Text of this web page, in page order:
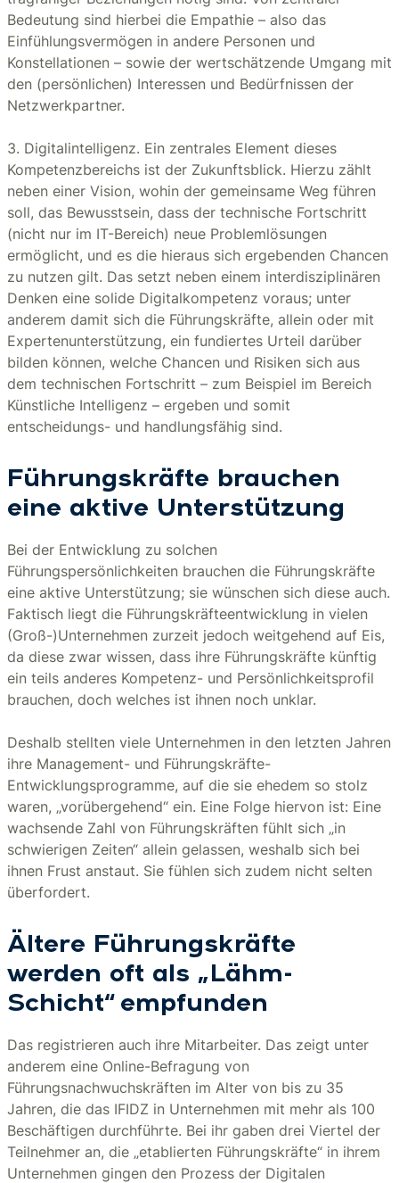
Bedeutung sind hierbei die Empathie – also das
Einfühlungsvermögen in andere Personen und
Konstellationen – sowie der wertschätzende Umgang mit
den (persönlichen) Interessen und Bedürfnissen der
Netzwerkpartner.
3. Digitalintelligenz. Ein zentrales Element dieses
Kompetenzbereichs ist der Zukunftsblick. Hierzu zählt
neben einer Vision, wohin der gemeinsame Weg führen
soll, das Bewusstsein, dass der technische Fortschritt
(nicht nur im IT-Bereich) neue Problemlösungen
ermöglicht, und es die hieraus sich ergebenden Chancen
zu nutzen gilt. Das setzt neben einem interdisziplinären
Denken eine solide Digitalkompetenz voraus; unter
anderem damit sich die Führungskräfte, allein oder mit
Expertenunterstützung, ein fundiertes Urteil darüber
bilden können, welche Chancen und Risiken sich aus
dem technischen Fortschritt – zum Beispiel im Bereich
Künstliche Intelligenz – ergeben und somit
entscheidungs- und handlungsfähig sind.
Führungskräfte brauchen
eine aktive Unterstützung
Bei der Entwicklung zu solchen
Führungspersönlichkeiten brauchen die Führungskräfte
eine aktive Unterstützung; sie wünschen sich diese auch.
Faktisch liegt die Führungskräfteentwicklung in vielen
(Groß-)Unternehmen zurzeit jedoch weitgehend auf Eis,
da diese zwar wissen, dass ihre Führungskräfte künftig
ein teils anderes Kompetenz- und Persönlichkeitsprofil
brauchen, doch welches ist ihnen noch unklar.
Deshalb stellten viele Unternehmen in den letzten Jahren
ihre Management- und Führungskräfte-
Entwicklungsprogramme, auf die sie ehedem so stolz
waren, „vorübergehend“ ein. Eine Folge hiervon ist: Eine
wachsende Zahl von Führungskräften fühlt sich „in
schwierigen Zeiten“ allein gelassen, weshalb sich bei
ihnen Frust anstaut. Sie fühlen sich zudem nicht selten
überfordert.
Ältere Führungskräfte
werden oft als „Lähm-
Schicht“ empfunden
Das registrieren auch ihre Mitarbeiter. Das zeigt unter
anderem eine Online-Befragung von
Führungsnachwuchskräften im Alter von bis zu 35
Jahren, die das IFIDZ in Unternehmen mit mehr als 100
Beschäftigen durchführte. Bei ihr gaben drei Viertel der
Teilnehmer an, die „etablierten Führungskräfte“ in ihrem
Unternehmen gingen den Prozess der Digitalen